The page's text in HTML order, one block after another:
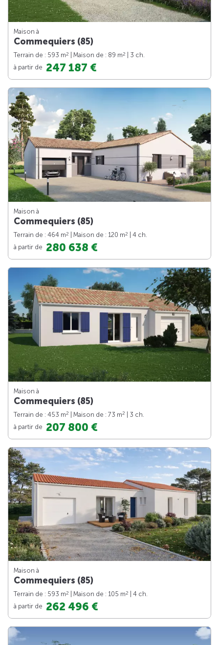
Maison à
Commequiers (85)
Terrain de : 593 m2 | Maison de : 89 m2
| 3 ch.
à partir de 247 187 €
Maison à
Commequiers (85)
Terrain de : 464 m2 | Maison de : 120 m2
| 4 ch.
à partir de 280 638 €
Maison à
Commequiers (85)
Terrain de : 453 m2 | Maison de : 73 m2
| 3 ch.
à partir de 207 800 €
Maison à
Commequiers (85)
Terrain de : 593 m2 | Maison de : 105 m2
| 4 ch.
à partir de 262 496 €